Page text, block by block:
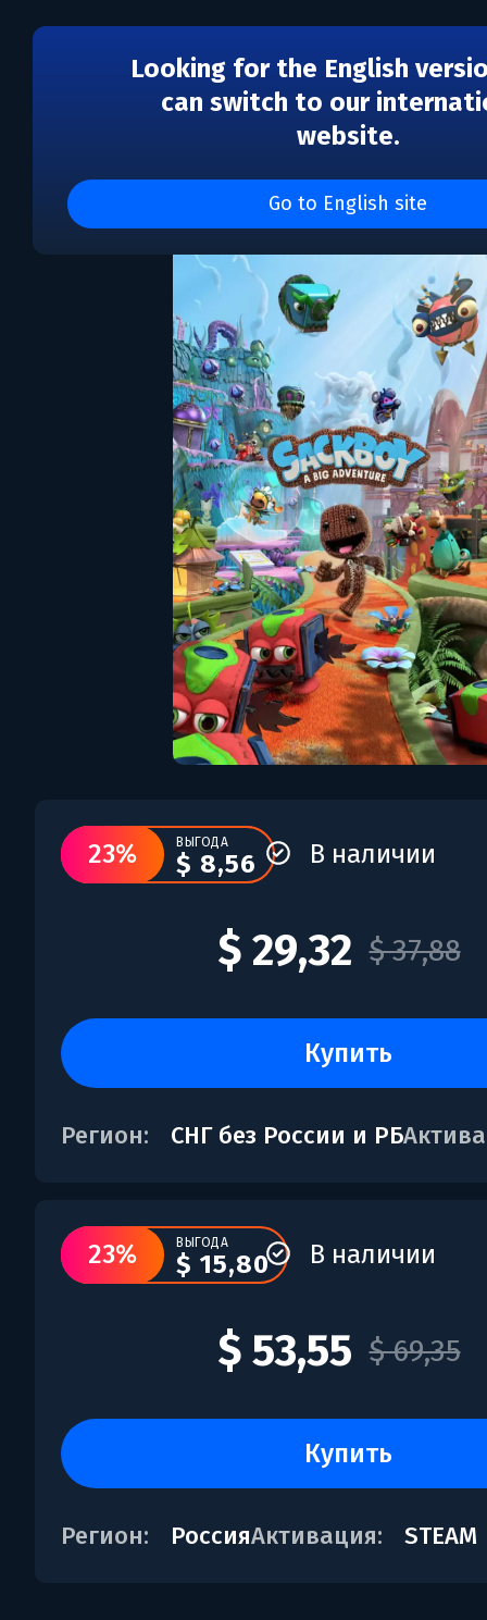
Looking for the English
can switch to our
website.
Go to English site
Sackboy™: A Big
$ 37,88
$ 29,32
23% ВЫГОДА
$ 8,56
купить
Регион: СНГ без России и РБ
В наличии
$ 69,35
$ 53,55
23% ВЫГОДА
$ 15,80
купить
Регион: РоссияАктивация: STEAM
В наличии